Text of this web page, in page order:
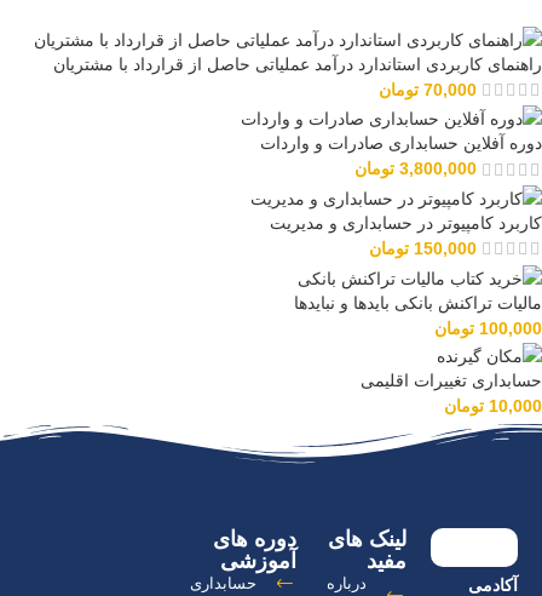
راهنمای کاربردی استاندارد درآمد عملیاتی حاصل از قرارداد با مشتریان
70,000 تومان
دوره آفلاین حسابداری صادرات و واردات
3,800,000 تومان
کاربرد کامپیوتر در حسابداری و مدیریت
150,000 تومان
مالیات تراکنش بانکی بایدها و نبایدها
100,000 تومان
حسابداری تغییرات اقلیمی
10,000 تومان
آکادمی
لینک های
مفید
درباره
دوره های
آموزشی
حسابداری